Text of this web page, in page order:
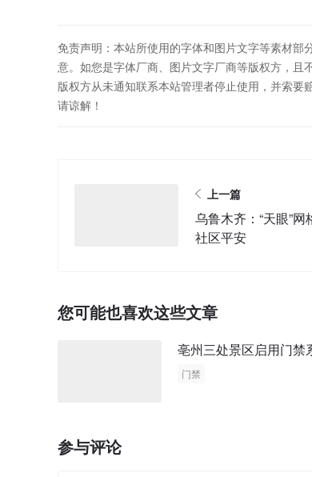
免责声明：本站所使用的字体和图片文字等素材
意。如您是字体厂商、图片文字厂商等版权方，
版权方从未通知联系本站管理者停止使用，并索
请谅解！
上一篇
乌鲁木齐：“天眼”
社区平安
您可能也喜欢这些文章
亳州三处景区启用门禁
门禁
参与评论